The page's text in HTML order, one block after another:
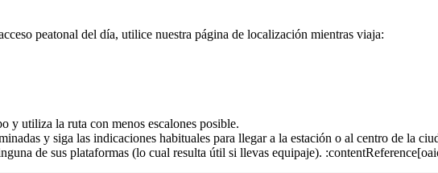
peatonal del día, utilice nuestra página de localización mientras viaja:
y utiliza la ruta con menos escalones posible.
y siga las indicaciones habituales para llegar a la estación o al centro de la
de sus plataformas (lo cual resulta útil si llevas equipaje).